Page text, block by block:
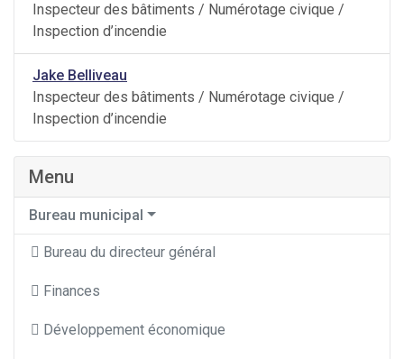
Inspecteur des bâtiments / Numérotage civique /
Inspection d’incendie
Jake Belliveau
Inspecteur des bâtiments / Numérotage civique /
Inspection d’incendie
Menu
Bureau municipal
Bureau du directeur général
Finances
Développement économique